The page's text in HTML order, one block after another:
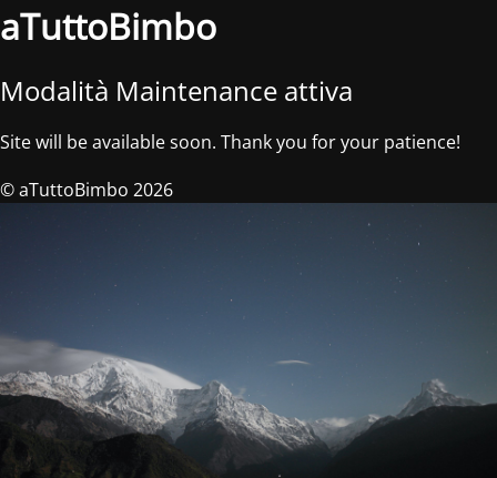
aTuttoBimbo
Modalità Maintenance attiva
Site will be available soon. Thank you for your patience!
© aTuttoBimbo 2026